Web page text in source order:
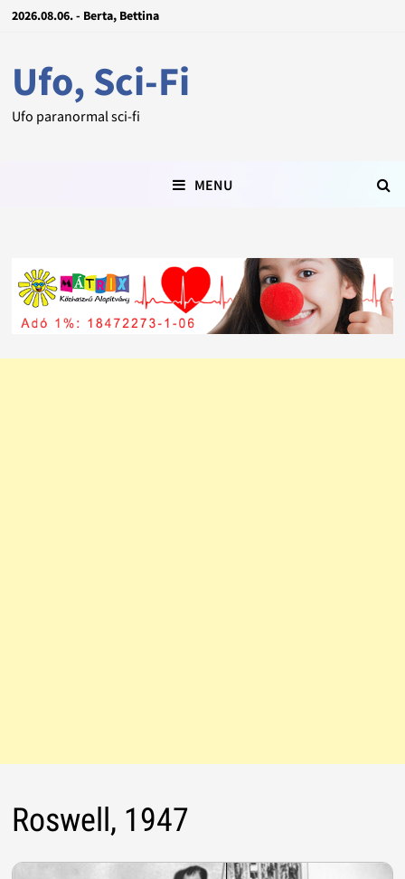
2026.08.06. - Berta, Bettina
Ufo, Sci-Fi
Ufo paranormal sci-fi
MENU
Roswell, 1947